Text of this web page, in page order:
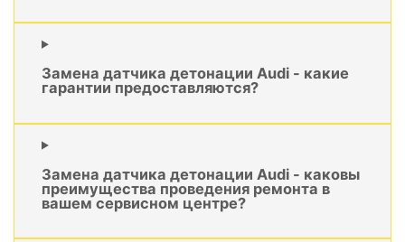
Замена датчика детонации Audi - какие
гарантии предоставляются?
Замена датчика детонации Audi - каковы
преимущества проведения ремонта в
вашем сервисном центре?